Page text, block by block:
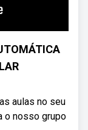
aulas no seu
o nosso grupo